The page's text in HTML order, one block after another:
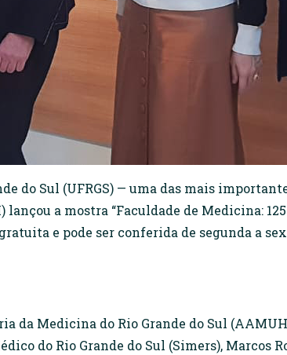
do Sul (UFRGS) — uma das mais
a mostra “Faculdade de Medicina:
e pode ser conferida de segunda a
da Medicina do Rio Grande do Sul
do Rio Grande do Sul (Simers), Marcos